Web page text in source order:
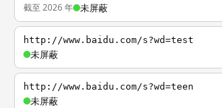
截至 2026 年 未屏蔽
http://www.baidu.com/s?wd=test
未屏蔽
http://www.baidu.com/s?wd=teen
未屏蔽